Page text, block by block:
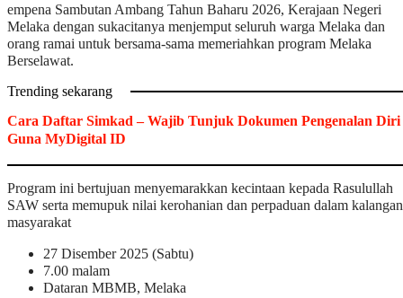
empena Sambutan Ambang Tahun Baharu 2026, Kerajaan Negeri
Melaka dengan sukacitanya menjemput seluruh warga Melaka dan
orang ramai untuk bersama-sama memeriahkan program Melaka
Berselawat.
Trending sekarang
Cara Daftar Simkad – Wajib Tunjuk Dokumen Pengenalan
Guna MyDigital ID
Program ini bertujuan menyemarakkan kecintaan kepada Rasulullah
SAW serta memupuk nilai kerohanian dan perpaduan dalam kalangan
masyarakat
27 Disember 2025 (Sabtu)
7.00 malam
Dataran MBMB, Melaka